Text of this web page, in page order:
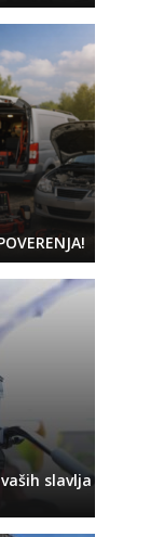
slavlja